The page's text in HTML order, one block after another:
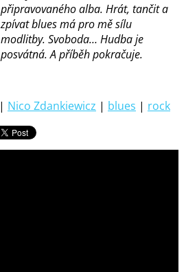
připravovaného alba. Hrát, tančit a
zpívat blues má pro mě sílu
modlitby. Svoboda… Hudba je
posvátná. A příběh pokračuje.
| Nico Zdankiewicz | blues | rock